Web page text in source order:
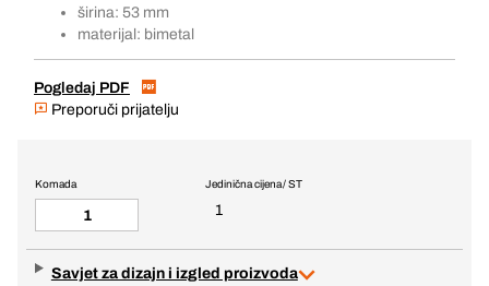
širina: 53 mm
materijal: bimetal
Pogledaj PDF
Preporuči prijatelju
Jedinična cijena / ST
1
Komada
Savjet za dizajn i izgled proizvoda